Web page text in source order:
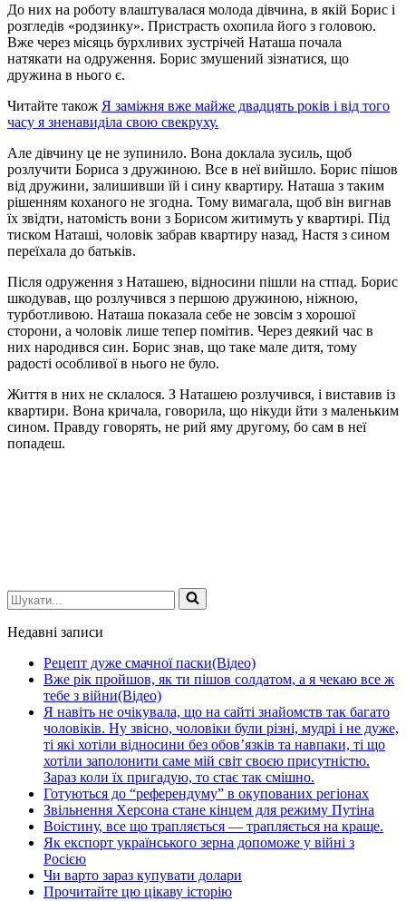
До них на роботу влаштувалася молода дівчина, в якій Борис і
розгледів «родзинку». Пристрасть охопила його з головою.
Вже через місяць бурхливих зустрічей Наташа почала
натякати на одруження. Борис змушений зізнатися, що
дружина в нього є.
Читайте також Я заміжня вже майже двадцять років і від того
часу я зненавиділа свою свекруху.
Але дівчину це не зупинило. Вона доклала зусиль, щоб
розлучити Бориса з дружиною. Все в неї вийшло. Борис пішов
від дружини, залишивши їй і сину квартиру. Наташа з таким
рішенням коханого не згодна. Тому вимагала, щоб він вигнав
їх звідти, натомість вони з Борисом житимуть у квартирі. Під
тиском Наташі, чоловік забрав квартиру назад, Настя з сином
переїхала до батьків.
Після одруження з Наташею, відносини пішли на стпад. Борис
шкодував, що розлучився з першою дружиною, ніжною,
турботливою. Наташа показала себе не зовсім з хорошої
сторони, а чоловік лише тепер помітив. Через деякий час в
них народився син. Борис знав, що таке мале дитя, тому
радості особливої в нього не було.
Життя в них не склалося. З Наташею розлучився, і виставив із
квартири. Вона кричала, говорила, що нікуди йти з маленьким
сином. Правду говорять, не рий яму другому, бо сам в неї
попадеш.
Шукати...
Недавні записи
Рецепт дуже смачної паски(Відео)
Вже рік пройшов, як ти пішов солдатом, а я чекаю все ж
тебе з війни(Відео)
Я навіть не очікувала, що на сайті знайомств так багато
чоловіків. Ну звісно, чоловіки були різні, мудрі і не дуже,
ті які хотіли відносини без обов’язків та навпаки, ті що
хотіли заполонити саме мій світ своєю присутністю.
Зараз коли їх пригадую, то стає так смішно.
Готуються до “референдуму” в окупованих регіонах
Звільнення Херсона стане кінцем для режиму Путіна
Воістину, все що трапляється — трапляється на краще.
Як експорт українського зерна допоможе у війні з
Росією
Чи варто зараз купувати долари
Прочитайте цю цікаву історію